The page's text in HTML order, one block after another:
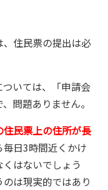
住民票の提出は必
いては、「申請会
問題ありません。
民票上の住所が長
日3時間近くかけ
はないでしょう
は現実的ではあり